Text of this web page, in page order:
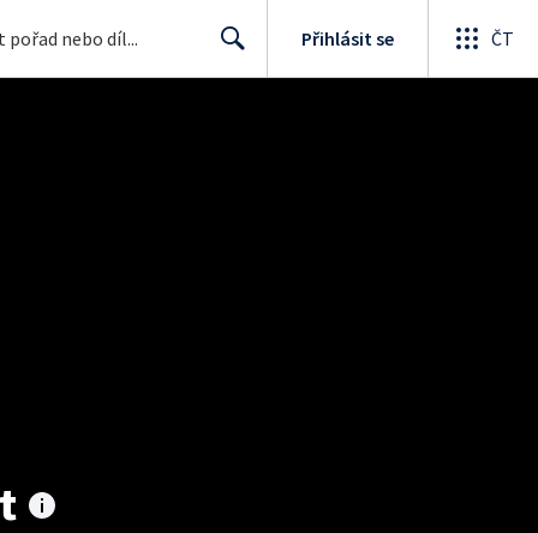
Přihlásit se ČT